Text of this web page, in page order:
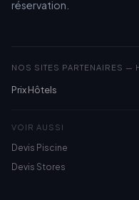
réservation.
NOS SITES PARTENAIRES —
Prix Hôtels
VOIR AUSSI
Devis Piscine
Devis Stores